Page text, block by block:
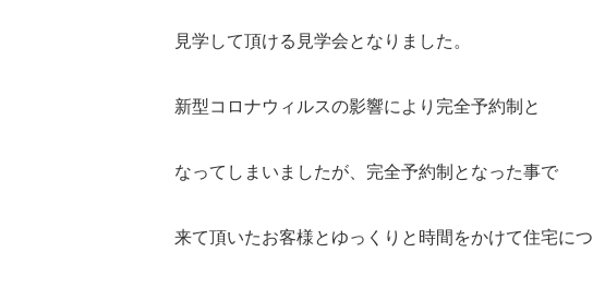
見学して頂ける見学会となりました。
新型コロナウィルスの影響により完全予約制と
なってしまいましたが、完全予約制となった事で
来て頂いたお客様とゆっくりと時間をかけて住宅に